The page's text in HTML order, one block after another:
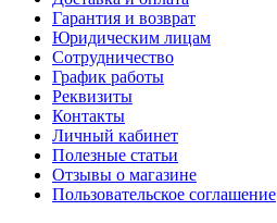
Гарантия и возврат
Юридическим лицам
Сотрудничество
График работы
Реквизиты
Контакты
Личный кабинет
Полезные статьи
Отзывы о магазине
Пользовательское соглашение